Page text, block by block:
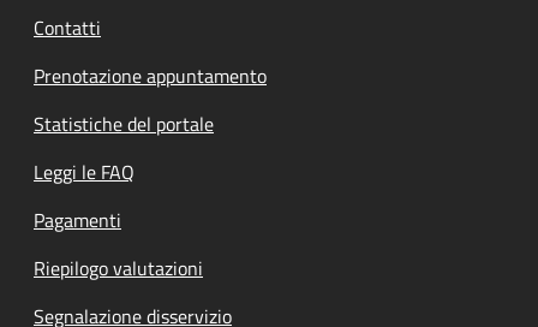
Contatti
Prenotazione appuntamento
Statistiche del portale
Leggi le FAQ
Pagamenti
Riepilogo valutazioni
Segnalazione disservizio